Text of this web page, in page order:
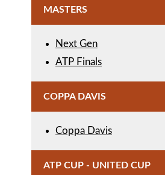
MASTERS
Next Gen
ATP Finals
COPPA DAVIS
Coppa Davis
ATP CUP - UNITED CUP